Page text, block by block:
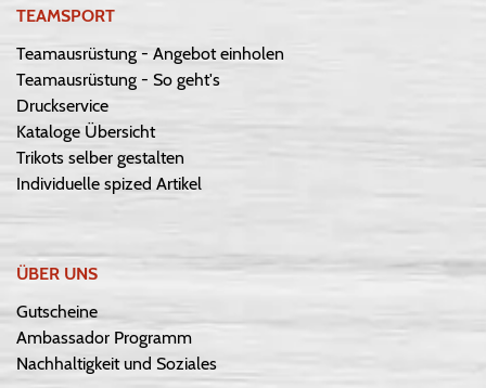
TEAMSPORT
Teamausrüstung - Angebot einholen
Teamausrüstung - So geht's
Druckservice
Kataloge Übersicht
Trikots selber gestalten
Individuelle spized Artikel
ÜBER UNS
Gutscheine
Ambassador Programm
Nachhaltigkeit und Soziales